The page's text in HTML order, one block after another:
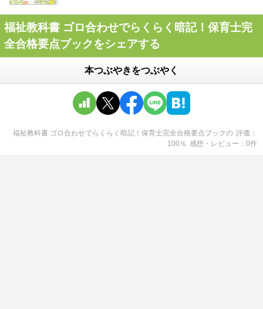
福祉教科書 ゴロ合わせでらくらく暗記！保育士完
全合格要点ブックをシェアする
本つぶやきをつぶやく
福祉教科書 ゴロ合わせでらくらく暗記！保育士完全合格要点ブックの 評価
100 ％ 感想・レビュー 0件